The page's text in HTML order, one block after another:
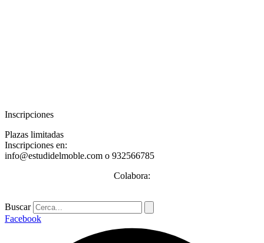
Inscripciones
Plazas limitadas
Inscripciones en:
info@estudidelmoble.com o 932566785
Colabora:
Buscar
Facebook